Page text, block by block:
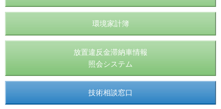
環境家計簿
放置違反金滞納車情報
照会システム
技術相談窓口